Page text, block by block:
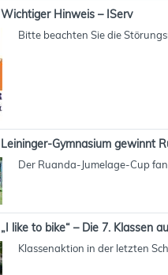
Wichtiger Hinweis – IServ
Bitte beachten Sie die
Leininger-Gymnasium gewinnt
Der Ruanda-Jumelage-Cup
„I like to bike“ – Die 7. Klassen
Klassenaktion in der letzten